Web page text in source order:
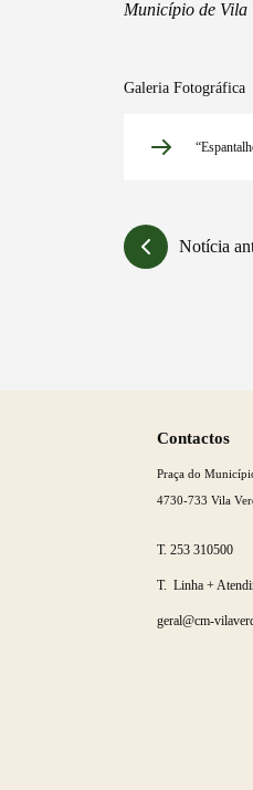
Município de Vila
Galeria Fotográfica
Notícia
Contactos
Praça do
4730-733 Vila
T. 253 310500
T. Linha +
geral@cm-